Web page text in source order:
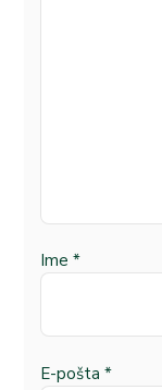
Ime *
E-pošta *